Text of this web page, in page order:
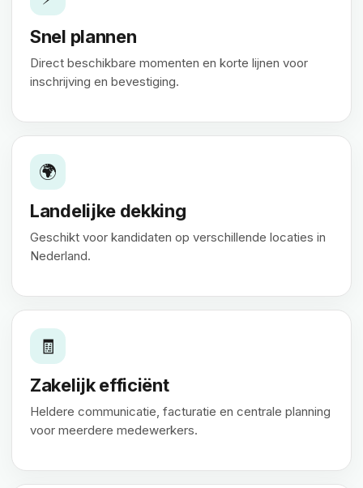
Snel plannen
Direct beschikbare momenten en korte lijnen voor
inschrijving en bevestiging.
🌍
Landelijke dekking
Geschikt voor kandidaten op verschillende locaties in
Nederland.
🧾
Zakelijk efficiënt
Heldere communicatie, facturatie en centrale planning
voor meerdere medewerkers.